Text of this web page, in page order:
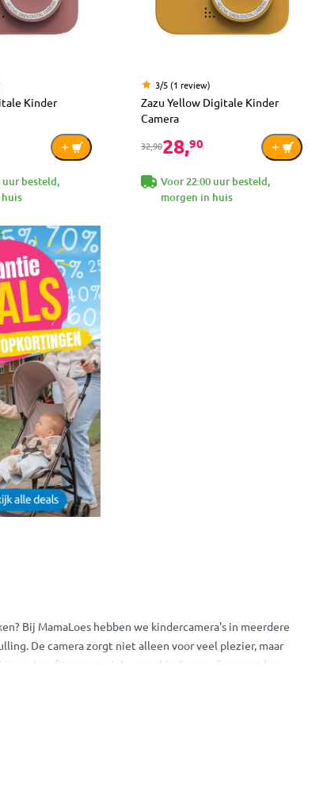
Kinder
uur besteld,
3/5 (1 review)
Zazu Yellow Digitale Kinder
Camera
32,9028,90
Voor 22:00 uur besteld,
morgen in huis
Bij MamaLoes hebben we kindercamera's in meerdere
De camera zorgt niet alleen voor veel plezier, maar
hun fijne motoriek en verbinding creëren met hun
kan je kindje waardevolle momenten vastleggen!